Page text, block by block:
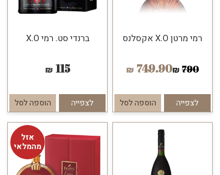
רמי מרטן X.O אקסלנס
790
₪
749.90
₪
לצפייה הוספה לסל
ברנדי סט. רמי X.O
115
₪
לצפייה הוספה לסל
אזל
מהמלאי